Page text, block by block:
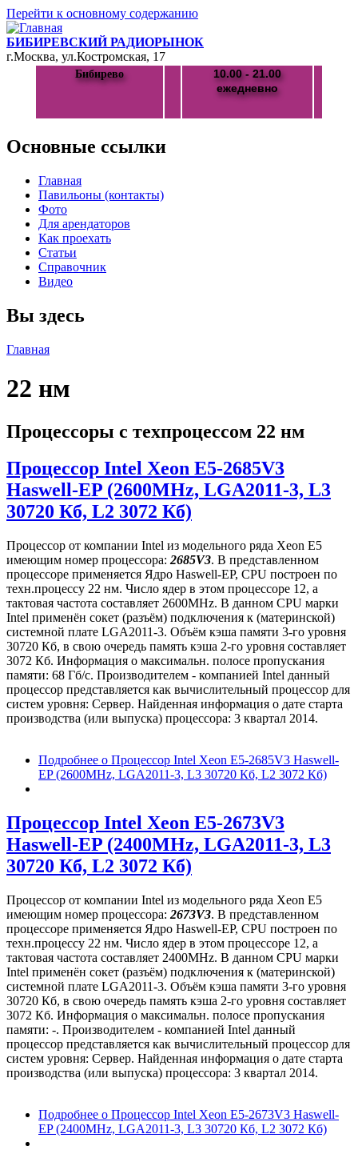
Перейти к основному содержанию
БИБИРЕВСКИЙ РАДИОРЫНОК
г.Москва, ул.Костромская, 17
Бибирево
10.00 - 21.00
ежедневно
Основные ссылки
Главная
Павильоны (контакты)
Фото
Для арендаторов
Как проехать
Статьи
Справочник
Видео
Вы здесь
Главная
22 нм
Процессоры с техпроцессом 22 нм
Процессор Intel Xeon E5-2685V3
Haswell-EP (2600MHz, LGA2011-3, L3
30720 Кб, L2 3072 Кб)
Процессор от компании Intel из модельного ряда Xeon E5
имеющим номер процессора: 2685V3. В представленном
процессоре применяется Ядро Haswell-EP, CPU построен по
техн.процессу 22 нм. Число ядер в этом процессоре 12, а
тактовая частота составляет 2600MHz. В данном CPU марки
Intel применён сокет (разъём) подключения к (материнской)
системной плате LGA2011-3. Объём кэша памяти 3-го уровня
30720 Кб, в свою очередь память кэша 2-го уровня составляет
3072 Кб. Информация о максимальн. полосе пропускания
памяти: 68 Гб/с. Производителем - компанией Intel данный
процессор представляется как вычислительный процессор для
систем уровня: Сервер. Найденная информация о дате старта
производства (или выпуска) процессора: 3 квартал 2014.
Подробнее о Процессор Intel Xeon E5-2685V3 Haswell-
EP (2600MHz, LGA2011-3, L3 30720 Кб, L2 3072 Кб)
Процессор Intel Xeon E5-2673V3
Haswell-EP (2400MHz, LGA2011-3, L3
30720 Кб, L2 3072 Кб)
Процессор от компании Intel из модельного ряда Xeon E5
имеющим номер процессора: 2673V3. В представленном
процессоре применяется Ядро Haswell-EP, CPU построен по
техн.процессу 22 нм. Число ядер в этом процессоре 12, а
тактовая частота составляет 2400MHz. В данном CPU марки
Intel применён сокет (разъём) подключения к (материнской)
системной плате LGA2011-3. Объём кэша памяти 3-го уровня
30720 Кб, в свою очередь память кэша 2-го уровня составляет
3072 Кб. Информация о максимальн. полосе пропускания
памяти: -. Производителем - компанией Intel данный
процессор представляется как вычислительный процессор для
систем уровня: Сервер. Найденная информация о дате старта
производства (или выпуска) процессора: 3 квартал 2014.
Подробнее о Процессор Intel Xeon E5-2673V3 Haswell-
EP (2400MHz, LGA2011-3, L3 30720 Кб, L2 3072 Кб)